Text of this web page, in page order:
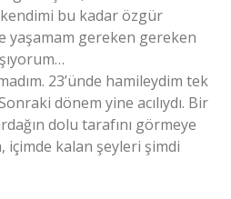
bu kadar özgür
yaşamam gereken gereken
23’ünde hamileydim tek
dönem yine acılıydı. Bir
dolu tarafını görmeye
içimde kalan şeyleri şimdi